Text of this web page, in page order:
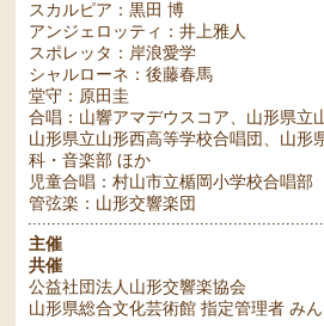
スカルピア：黒田 博
アンジェロッティ：井上雅人
スポレッタ：岸浪愛学
シャルローネ：後藤春馬
堂守：原田圭
合唱：山響アマデウスコア、山形県立
山形県立山形西高等学校合唱団、山形
科・音楽部 ほか
児童合唱：村山市立楯岡小学校合唱部
管弦楽：山形交響楽団
主催
共催
公益社団法人山形交響楽協会
山形県総合文化芸術館 指定管理者 み